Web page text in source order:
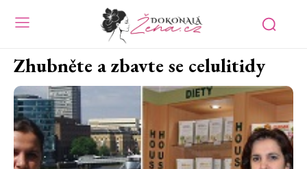
Zhubněte a zbavte se celulitidy